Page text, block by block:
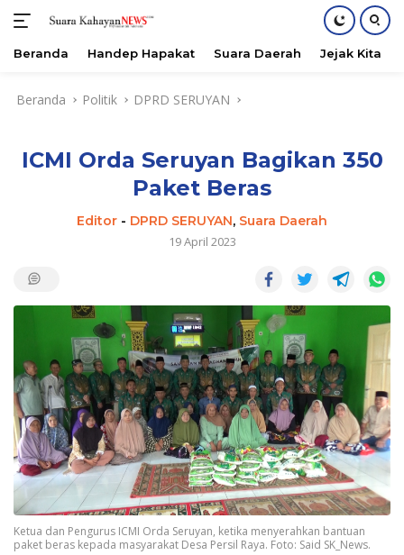
Beranda Handep Hapakat Suara Daerah Jejak Kita
Beranda Politik DPRD SERUYAN
ICMI Orda Seruyan Bagikan 350
Paket Beras
Editor - DPRD SERUYAN, Suara Daerah
19 April 2023
Ketua dan Pengurus ICMI Orda Seruyan, ketika menyerahkan bantuan
paket beras kepada masyarakat Desa Persil Raya. Foto: Said SK_News.